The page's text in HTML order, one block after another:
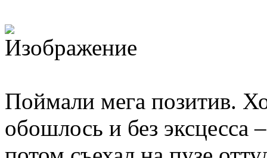
Поймали мега позитив.
обошлось и без эксцесса